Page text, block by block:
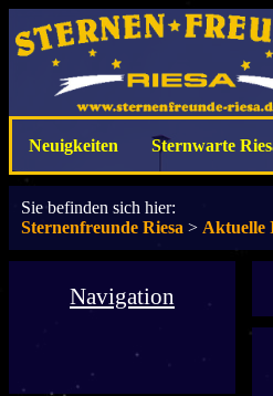
Neuigkeiten Sternwarte
Sie befinden sich hier:
Sternenfreunde Riesa > Aktuelle
Navigation